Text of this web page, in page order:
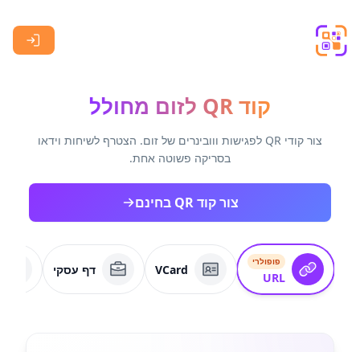
קוד QR לזום מחולל
צור קודי QR לפגישות ווובינרים של זום. הצטרף לשיחות וידאו
בסריקה פשוטה אחת.
צור קוד QR בחינם
פופולרי
URL
VCard דף עסקי